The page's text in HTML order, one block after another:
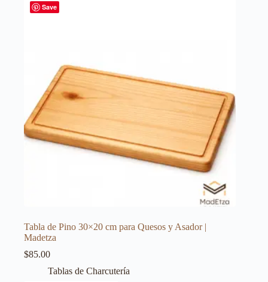
Save
Tabla de Pino 30×20 cm para Quesos y Asador |
Madetza
$85.00
Tablas de Charcutería